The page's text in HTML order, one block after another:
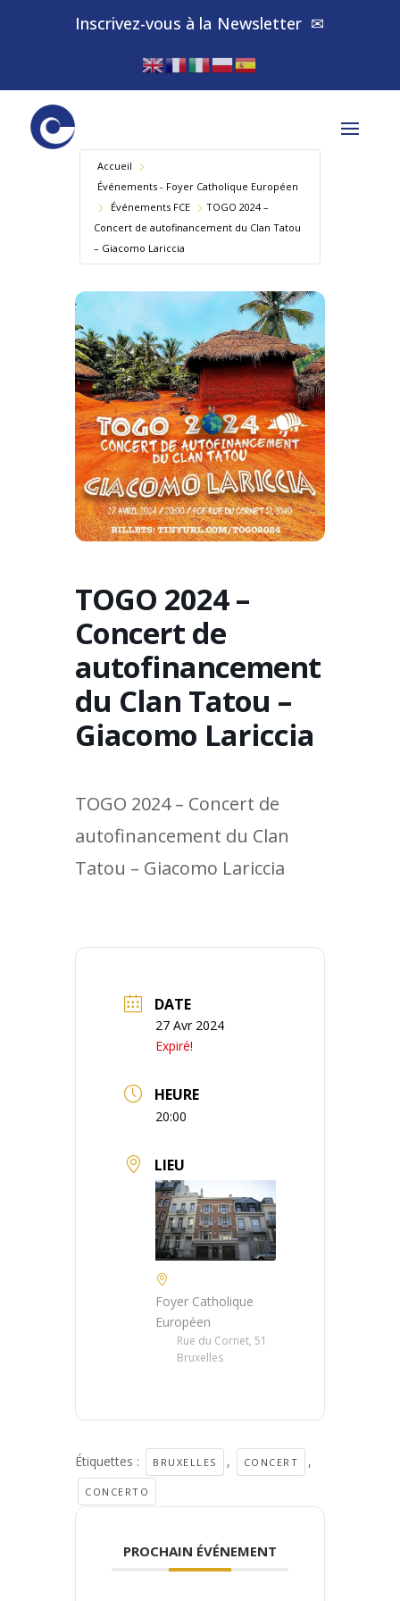
Inscrivez-vous à la Newsletter ✉
Accueil
Événements - Foyer Catholique Européen
Év​énements FCE
TOGO 2024 –
Concert de autofinancement du Clan Tatou
– Giacomo Lariccia
TOGO 2024 –
Concert de
autofinancement
du Clan Tatou –
Giacomo Lariccia
TOGO 2024 – Concert de
autofinancement du Clan
Tatou – Giacomo Lariccia
DATE
27 Avr 2024
Expiré!
HEURE
20:00
LIEU
Foyer Catholique
Européen
Rue du Cornet, 51
Bruxelles
Étiquettes : BRUXELLES , CONCERT ,
CONCERTO
PROCHAIN ÉVÉNEMENT